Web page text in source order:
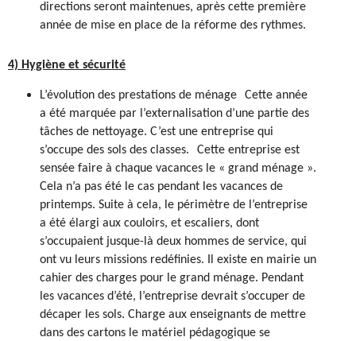
directions seront maintenues, après cette première
année de mise en place de la réforme des rythmes.
4) Hygiène et sécurité
L’évolution des prestations de ménage Cette année
a été marquée par l’externalisation d’une partie des
tâches de nettoyage. C’est une entreprise qui
s’occupe des sols des classes. Cette entreprise est
sensée faire à chaque vacances le « grand ménage ».
Cela n’a pas été le cas pendant les vacances de
printemps. Suite à cela, le périmètre de l’entreprise
a été élargi aux couloirs, et escaliers, dont
s’occupaient jusque-là deux hommes de service, qui
ont vu leurs missions redéfinies. Il existe en mairie un
cahier des charges pour le grand ménage. Pendant
les vacances d’été, l’entreprise devrait s’occuper de
décaper les sols. Charge aux enseignants de mettre
dans des cartons le matériel pédagogique se